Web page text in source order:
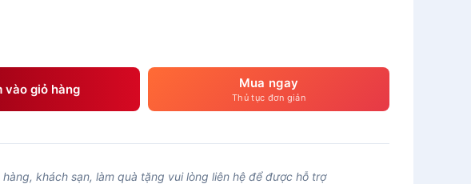
vào giỏ hàng Mua ngay
Thủ tục đơn giản
khách sạn, làm quà tặng vui lòng liên hệ để được hỗ trợ